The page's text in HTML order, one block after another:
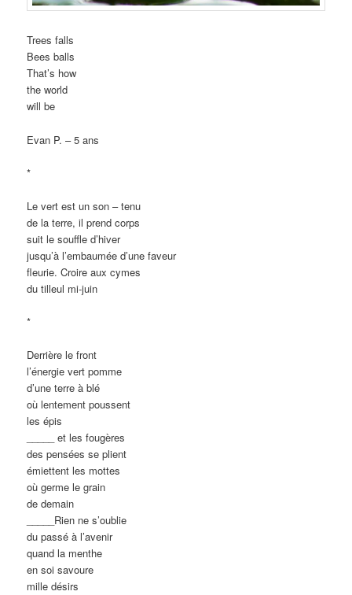
Trees falls
Bees balls
That’s how
the world
will be
Evan P. – 5 ans
*
Le vert est un son – tenu
de la terre, il prend corps
suit le souffle d’hiver
jusqu’à l’embaumée d’une faveur
fleurie. Croire aux cymes
du tilleul mi-juin
*
Derrière le front
l’énergie vert pomme
d’une terre à blé
où lentement poussent
les épis
_____ et les fougères
des pensées se plient
émiettent les mottes
où germe le grain
de demain
_____Rien ne s’oublie
du passé à l’avenir
quand la menthe
en soi savoure
mille désirs